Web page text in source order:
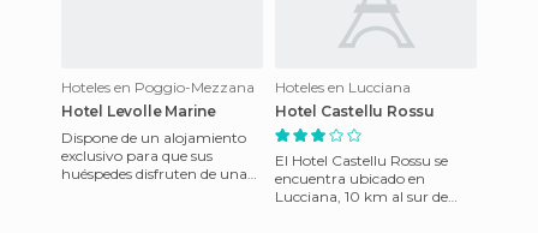
Hoteles en Poggio-Mezzana
Hotel Levolle Marine
Dispone de un alojamiento
exclusivo para que sus
huéspedes disfruten de una
Hoteles en Lucciana
Hotel Castellu Rossu
El Hotel Castellu Rossu se
encuentra ubicado en
Lucciana, 10 km al sur de